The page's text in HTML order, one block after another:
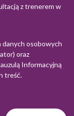
z trenerem w
danych osobowych
oraz
Informacyjną
treść.